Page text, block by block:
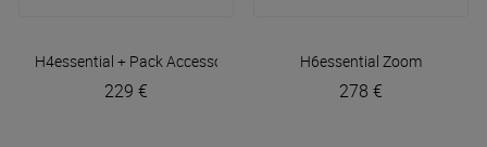
H4essential + Pack Accessoires
229 €
H6essential Zoom
278 €